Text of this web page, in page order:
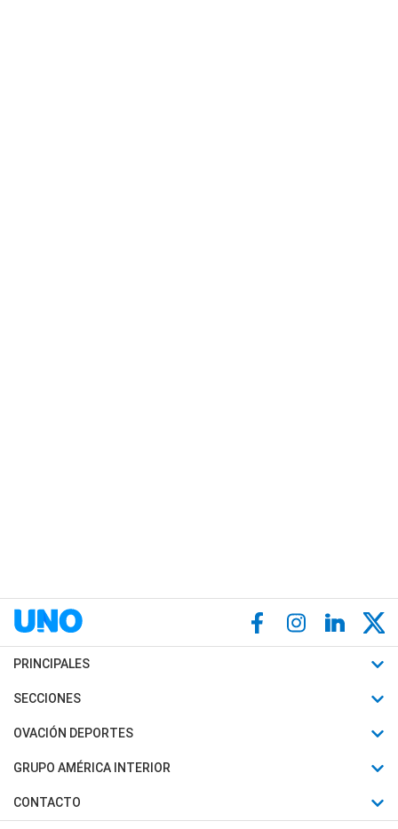
PRINCIPALES
Últimas Noticias
Política
Judiciales
SECCIONES
Horóscopo
Motores
Trucos caseros
OVACIÓN DEPORTES
Fútbol
Mundial
Automovilismo
GRUPO AMÉRICA INTERIOR
Canal 7 en Vivo
CONTACTO